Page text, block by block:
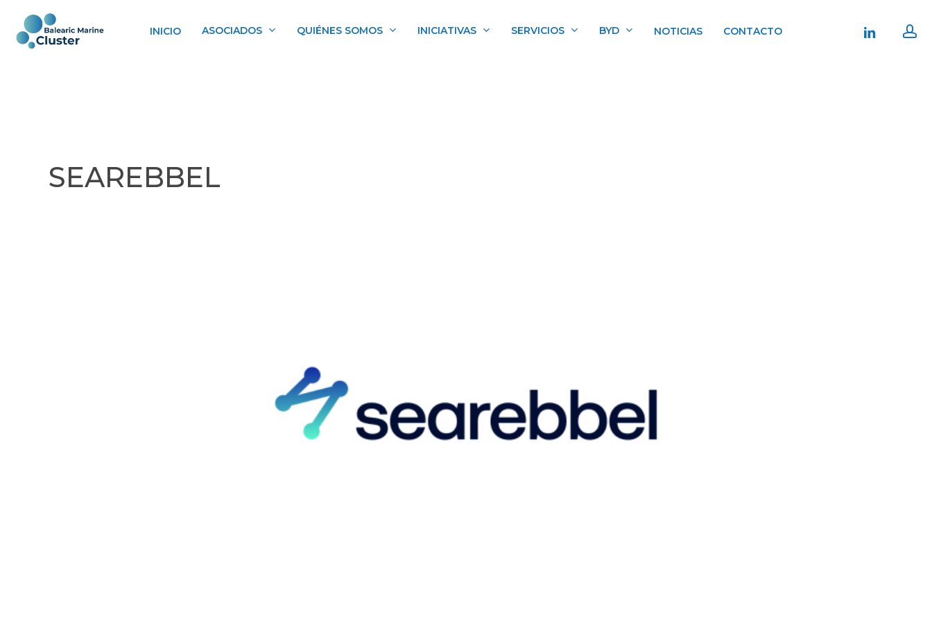
main
INICIO ASOCIADOS QUIÉNES SOMOS INICIATIVAS SERVICIOS BYD NOTICIAS CONTACTO linkedin
SEAREBBEL